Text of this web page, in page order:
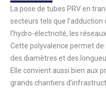
La pose de tubes PRV en
secteurs tels que l’adduction
l’hydro-électricité, les
Cette polyvalence permet de
des diamètres et des
Elle convient aussi bien aux
grands chantiers